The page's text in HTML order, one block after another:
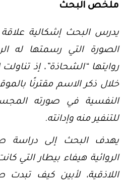
ملخص البحث
يدرس البحث إشكالية علاقة
الصورة التي رسمتها له
روايتها “الشحاذة”، إذ
خلال ذكر الاسم مقترنًا
النفسية في صورته
للتنفير منه وإدانته.
يهدف البحث إلى دراسة
الروائية هيفاء بيطار التي
اللاذقية، لأبين كيف تبدت